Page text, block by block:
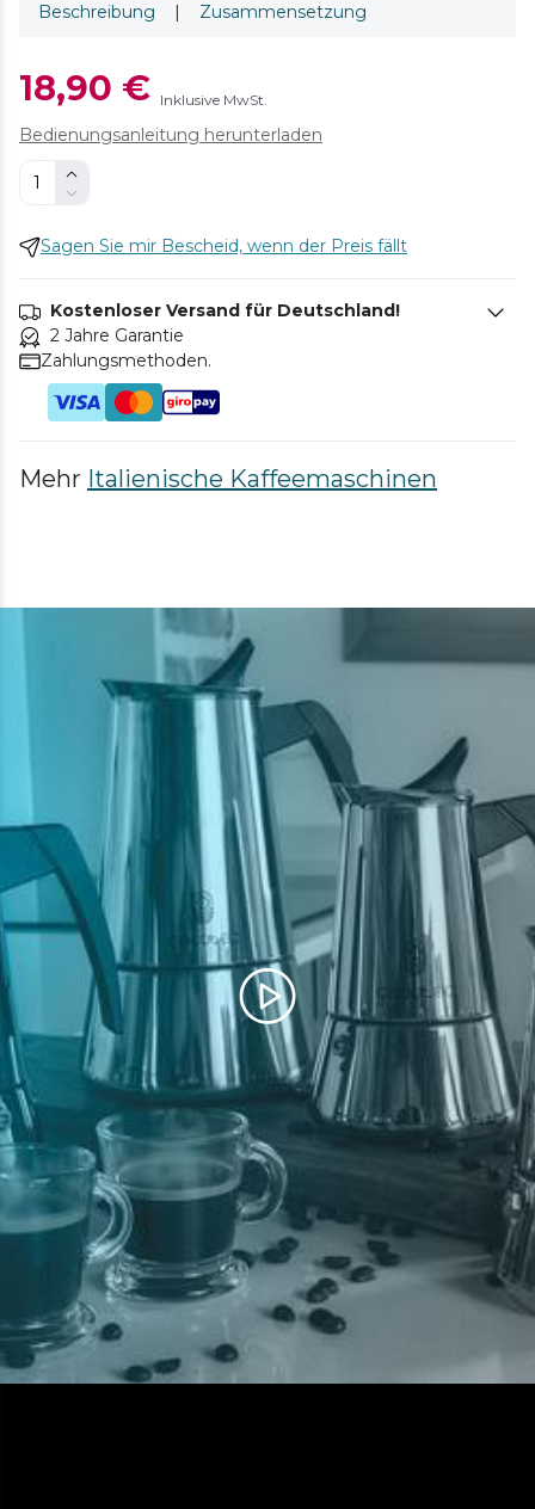
Beschreibung | Zusammensetzung
18,90 € Inklusive MwSt.
Bedienungsanleitung herunterladen
Sagen Sie mir Bescheid, wenn der Preis fällt
Kostenloser Versand für Deutschland!
2 Jahre Garantie
Zahlungsmethoden.
Mehr Italienische Kaffeemaschinen